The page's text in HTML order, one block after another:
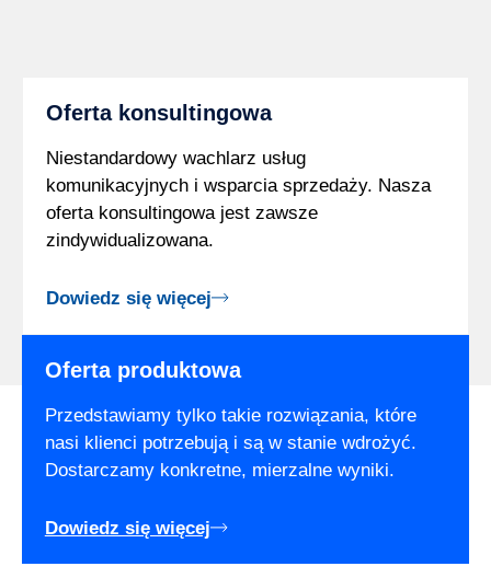
Oferta konsultingowa
Niestandardowy wachlarz usług
komunikacyjnych i wsparcia sprzedaży. Nasza
oferta konsultingowa jest zawsze
zindywidualizowana.
Dowiedz się więcej
Oferta produktowa
Przedstawiamy tylko takie rozwiązania, które
nasi klienci potrzebują i są w stanie wdrożyć.
Dostarczamy konkretne, mierzalne wyniki.
Dowiedz się więcej